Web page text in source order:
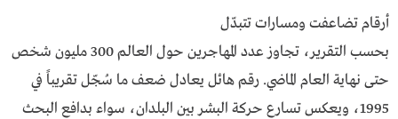
أرقام تضاعفت ومسارات تتبدّل
بحسب التقرير، تجاوز عدد المهاجرين حول العالم 300 مليون شخص
حتى نهاية العام الماضي. رقم هائل يعادل ضعف ما سُجّل تقريباً في
1995، ويعكس تسارع حركة البشر بين البلدان، سواء بدافع البحث